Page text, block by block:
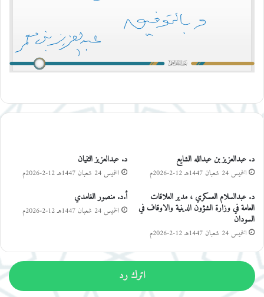
د. عبدالعزيز بن عبدالله الشايع
الخميس 24 شعبان 1447هـ 12-2-2026م
د. عبدالعزيز الثنيان
الخميس 24 شعبان 1447هـ 12-2-2026م
د. عبدالسلام العسكري ، مدير العلاقات
العامة في وزارة الشؤون الدينية والاوقاف في
السودان
الخميس 24 شعبان 1447هـ 12-2-2026م
أ.د. منصور الغامدي
الخميس 24 شعبان 1447هـ 12-2-2026م
اترك رد